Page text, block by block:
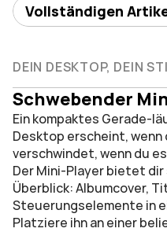
Vollständigen
DEIN DESKTOP, DEIN
Schwebender
Ein kompaktes Gerade-
Desktop erscheint, wenn
verschwindet, wenn du
Der Mini-Player bietet
Überblick: Albumcover,
Steuerungselemente in
Platziere ihn an einer